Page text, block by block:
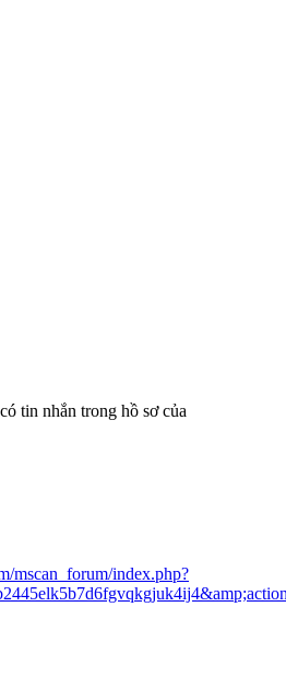
tin nhắn trong hồ sơ của
mscan_forum/index.php?